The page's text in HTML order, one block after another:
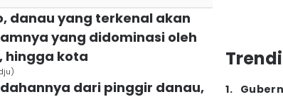
danau yang terkenal akan
yang didominasi oleh
hingga kota
dari pinggir danau,
1.